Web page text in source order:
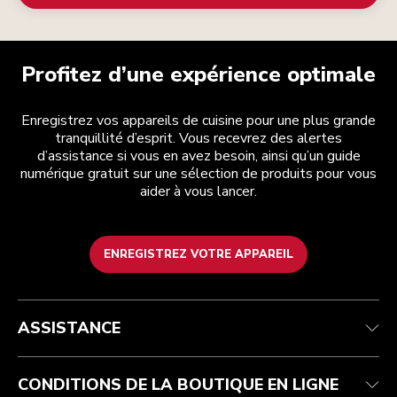
Profitez d’une expérience optimale
Enregistrez vos appareils de cuisine pour une plus grande
tranquillité d’esprit. Vous recevrez des alertes
d’assistance si vous en avez besoin, ainsi qu’un guide
numérique gratuit sur une sélection de produits pour vous
aider à vous lancer.
ENREGISTREZ VOTRE APPAREIL
Health Check
Suivez votre commande
Garantie et documents
Recupel
Conditions générales de vente
Retours et remboursements
Imprint
ODR
La marque
Trouver une boutique
ASSISTANCE
CONDITIONS DE LA BOUTIQUE EN LIGNE